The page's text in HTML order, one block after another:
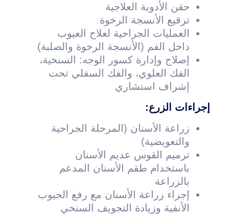
حقن الأدوية العلاجية
ترقيع الأنسجة الرخوة
العمليات الجراحية لعلاج العيوب
داخل الفم (الأنسجة الرخوة والصلبة)
إصلاح وإدارة كسور الوجه: السنخية،
الفك العلوي، والفك السفلي تحت
إشراف استشاري
إجراءات الزرع:
زراعة الأسنان (المرحلة الجراحية
والتعويضية)
ترميم القوس عديم الأسنان
باستخدام طقم الأسنان المدعم
بالزراعة
إجراء زراعة الأسنان مع رفع الجيوب
الأنفية وزيادة التجويف السنخي